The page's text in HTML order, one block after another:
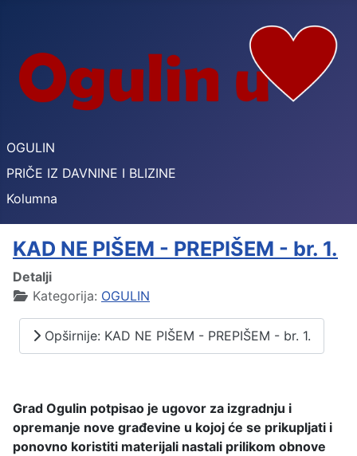
OGULIN
PRIČE IZ DAVNINE I BLIZINE
Kolumna
KAD NE PIŠEM - PREPIŠEM - br. 1.
Detalji
Kategorija: OGULIN
Opširnije: KAD NE PIŠEM - PREPIŠEM - br. 1.
Grad Ogulin potpisao je ugovor za izgradnju i
opremanje nove građevine u kojoj će se prikupljati i
ponovno koristiti materijali nastali prilikom obnove